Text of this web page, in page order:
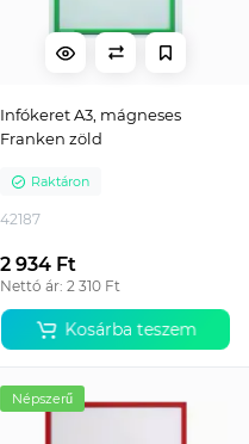
Infókeret A3, mágneses
Franken zöld
Raktáron
42187
2 934 Ft
Nettó ár: 2 310 Ft
Kosárba teszem
Népszerű